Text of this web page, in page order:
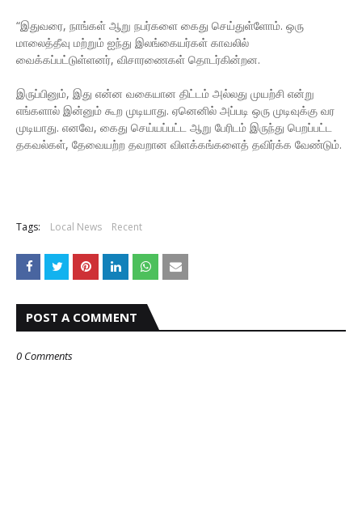
“இதுவரை, நாங்கள் ஆறு நபர்களை கைது செய்துள்ளோம். ஒரு
மாலைத்தீவு மற்றும் ஐந்து இலங்கையர்கள் காவலில்
வைக்கப்பட்டுள்ளனர், விசாரணைகள் தொடர்கின்றன.
இருப்பினும், இது என்ன வகையான திட்டம் அல்லது முயற்சி என்று
எங்களால் இன்னும் கூற முடியாது. ஏனெனில் அப்படி ஒரு முடிவுக்கு வர
முடியாது. எனவே, கைது செய்யப்பட்ட ஆறு பேரிடம் இருந்து பெறப்பட்ட
தகவல்கள், தேவையற்ற தவறான விளக்கங்களைத் தவிர்க்க வேண்டும்.
Tags: Local News Recent
POST A COMMENT
0 Comments